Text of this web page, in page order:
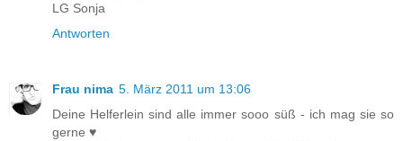
LG Sonja
Antworten
Frau nima 5. März 2011 um 13:06
Deine Helferlein sind alle immer sooo süß - ich mag sie so
gerne ♥